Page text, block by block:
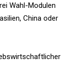
Wahl-Modulen
China oder